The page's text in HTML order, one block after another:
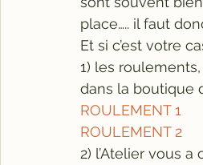
place….. il faut
Et si c’est votre
1) les
dans la boutique
ROULEMENT 1
ROULEMENT 2
2) l’Atelier vous